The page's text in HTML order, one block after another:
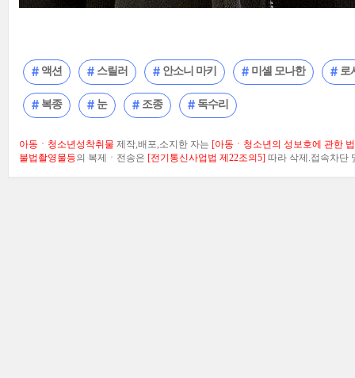
액션 스릴러 안소니 마키 미셸 모나한 로
복종 눈 조종 독수리
아동ㆍ청소년성착취물 제작,배포,소지한 자는 [아동ㆍ청소년의 성보호에 관한
불법촬영물등의 복제ㆍ전송은 [전기통신사업법 제22조의5] 따라 삭제.접속차단